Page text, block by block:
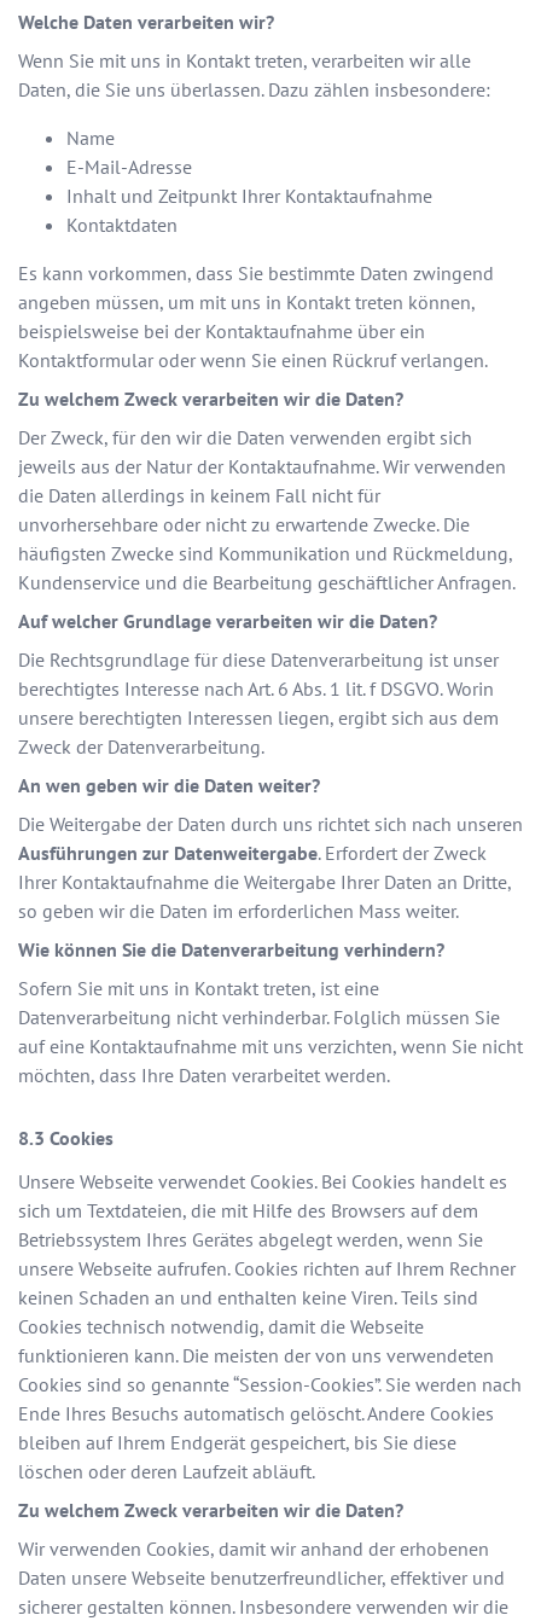
Welche Daten verarbeiten wir?
Wenn Sie mit uns in Kontakt treten, verarbeiten wir alle
Daten, die Sie uns überlassen. Dazu zählen insbesondere:
Name
E-Mail-Adresse
Inhalt und Zeitpunkt Ihrer Kontaktaufnahme
Kontaktdaten
Es kann vorkommen, dass Sie bestimmte Daten zwingend
angeben müssen, um mit uns in Kontakt treten können,
beispielsweise bei der Kontaktaufnahme über ein
Kontaktformular oder wenn Sie einen Rückruf verlangen.
Zu welchem Zweck verarbeiten wir die Daten?
Der Zweck, für den wir die Daten verwenden ergibt sich
jeweils aus der Natur der Kontaktaufnahme. Wir verwenden
die Daten allerdings in keinem Fall nicht für
unvorhersehbare oder nicht zu erwartende Zwecke. Die
häufigsten Zwecke sind Kommunikation und Rückmeldung,
Kundenservice und die Bearbeitung geschäftlicher Anfragen.
Auf welcher Grundlage verarbeiten wir die Daten?
Die Rechtsgrundlage für diese Datenverarbeitung ist unser
berechtigtes Interesse nach Art. 6 Abs. 1 lit. f DSGVO. Worin
unsere berechtigten Interessen liegen, ergibt sich aus dem
Zweck der Datenverarbeitung.
An wen geben wir die Daten weiter?
Die Weitergabe der Daten durch uns richtet sich nach unseren
Ausführungen zur Datenweitergabe. Erfordert der Zweck
Ihrer Kontaktaufnahme die Weitergabe Ihrer Daten an Dritte,
so geben wir die Daten im erforderlichen Mass weiter.
Wie können Sie die Datenverarbeitung verhindern?
Sofern Sie mit uns in Kontakt treten, ist eine
Datenverarbeitung nicht verhinderbar. Folglich müssen Sie
auf eine Kontaktaufnahme mit uns verzichten, wenn Sie nicht
möchten, dass Ihre Daten verarbeitet werden.
Cookies
Unsere Webseite verwendet Cookies. Bei Cookies handelt es
sich um Textdateien, die mit Hilfe des Browsers auf dem
Betriebssystem Ihres Gerätes abgelegt werden, wenn Sie
unsere Webseite aufrufen. Cookies richten auf Ihrem Rechner
keinen Schaden an und enthalten keine Viren. Teils sind
Cookies technisch notwendig, damit die Webseite
funktionieren kann. Die meisten der von uns verwendeten
Cookies sind so genannte “Session-Cookies”. Sie werden nach
Ende Ihres Besuchs automatisch gelöscht. Andere Cookies
bleiben auf Ihrem Endgerät gespeichert, bis Sie diese
löschen oder deren Laufzeit abläuft.
Zu welchem Zweck verarbeiten wir die Daten?
Wir verwenden Cookies, damit wir anhand der erhobenen
Daten unsere Webseite benutzerfreundlicher, effektiver und
sicherer gestalten können. Insbesondere verwenden wir die